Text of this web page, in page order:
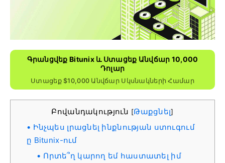
Գրանցվեք Bitunix ԵՒ Ստացեք Անվճար 10,000
Դոլար
Ստացեք $10,000 Անվճար Սկսնակների Համար
Բովանդակություն [Թաքցնել]
Ինչպես լրացնել ինքնության ստուգում
ը Bitunix-ում
Որտե՞ղ կարող եմ հաստատել իմ